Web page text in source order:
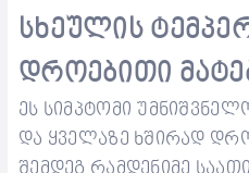
სხეულის
დროებითი
ეს სიმპტომი
და ყველაზე ხშირად
შემდეგ რამდენიმე